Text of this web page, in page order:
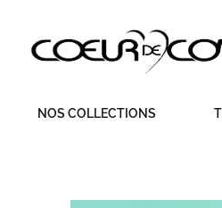
NOS COLLECTIONS